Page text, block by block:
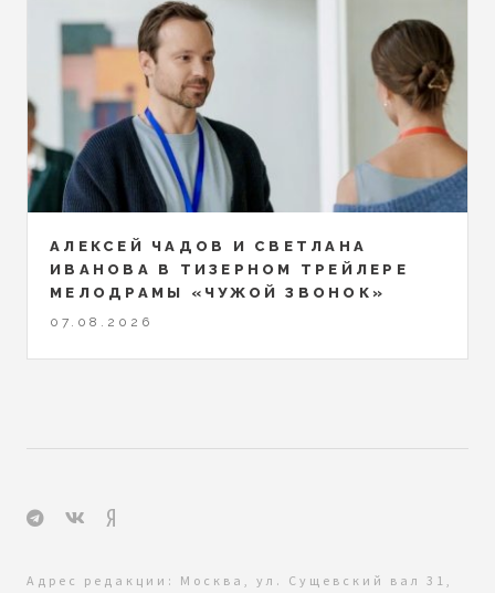
АЛЕКСЕЙ ЧАДОВ И СВЕТЛАНА
ИВАНОВА В ТИЗЕРНОМ ТРЕЙЛЕРЕ
МЕЛОДРАМЫ «ЧУЖОЙ ЗВОНОК»
07.08.2026
Адрес редакции: Москва, ул. Сущевский вал 31,